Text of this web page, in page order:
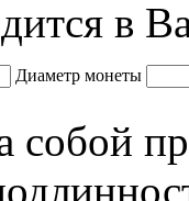
в
Диаметр монеты
собой